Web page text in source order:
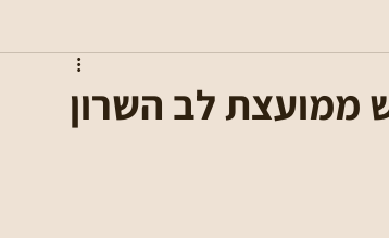
ממועצת לב השרון